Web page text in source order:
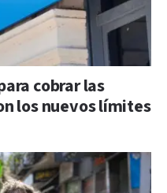
cobrar las
los nuevos límites